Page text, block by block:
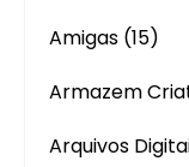
Amigas (15)
Armazem
Arquivos